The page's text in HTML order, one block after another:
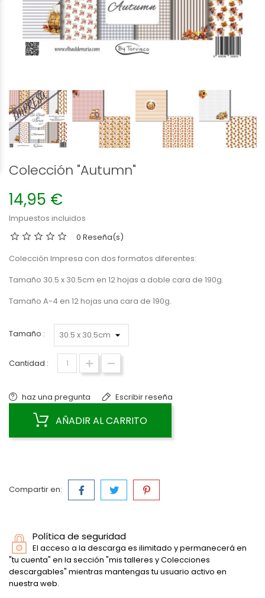
Colección "Autumn"
14,95 €
Impuestos incluidos
0 Reseña(s)
Colección Impresa con dos formatos diferentes:
Tamaño 30.5 x 30.5cm en 12 hojas a doble cara de 190g.
Tamaño A-4 en 12 hojas una cara de 190g.
Tamaño :
Cantidad :
haz una pregunta Escribir reseña
AÑADIR AL CARRITO
Compartir en:
Política de seguridad
El acceso a la descarga es ilimitado y permanecerá en
"tu cuenta" en la sección "mis talleres y Colecciones
descargables" mientras mantengas tu usuario activo en
nuestra web.